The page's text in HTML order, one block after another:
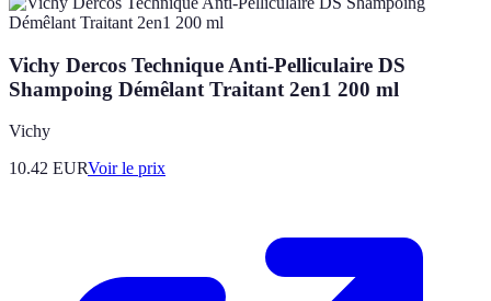
Vichy Dercos Technique Anti-Pelliculaire DS
Shampoing Démêlant Traitant 2en1 200 ml
Vichy
10.42 EURVoir le prix